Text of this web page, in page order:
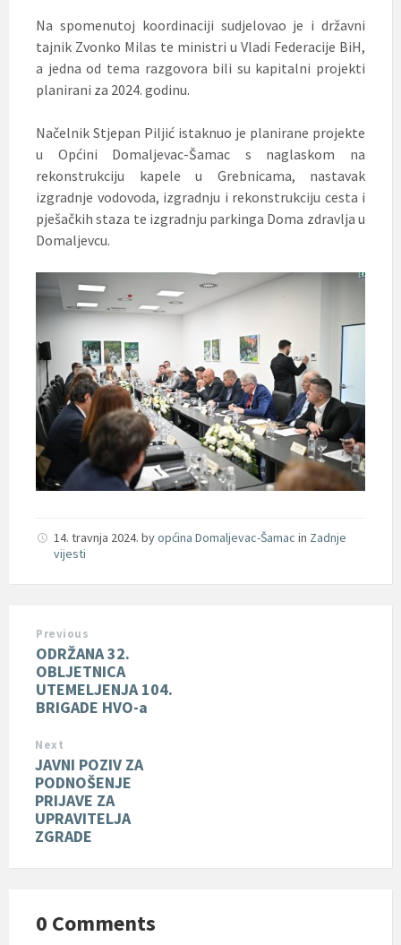
Na spomenutoj koordinaciji sudjelovao je i državni
tajnik Zvonko Milas te ministri u Vladi Federacije BiH,
a jedna od tema razgovora bili su kapitalni projekti
planirani za 2024. godinu.
Načelnik Stjepan Piljić istaknuo je planirane projekte
u Općini Domaljevac-Šamac s naglaskom na
rekonstrukciju kapele u Grebnicama, nastavak
izgradnje vodovoda, izgradnju i rekonstrukciju cesta i
pješačkih staza te izgradnju parkinga Doma zdravlja u
Domaljevcu.
14. travnja 2024. byopćina Domaljevac-Šamac in Zadnje
vijesti
Previous
ODRŽANA 32.
OBLJETNICA
UTEMELJENJA 104.
BRIGADE HVO-a
Next
JAVNI POZIV ZA
PODNOŠENJE
PRIJAVE ZA
UPRAVITELJA
ZGRADE
0 Comments